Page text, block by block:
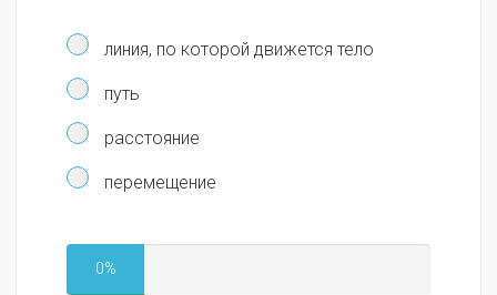
линия, по которой движется тело
путь
расстояние
перемещение
0%